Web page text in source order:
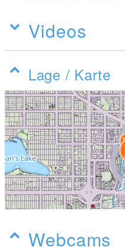
Videos
Lage / Karte
Webcams